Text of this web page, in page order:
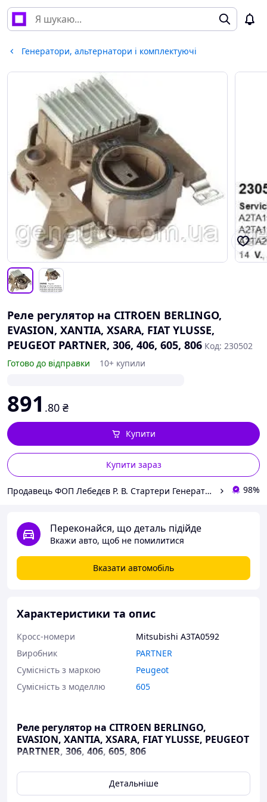
Генератори, альтернатори і комплектуючі
Реле регулятор на CITROEN BERLINGO,
EVASION, XANTIA, XSARA, FIAT YLUSSE,
PEUGEOT PARTNER, 306, 406, 605, 806 Код: 230502
Готово до відправки
10+ купили
891 .80 ₴
Купити зараз
Купити
Продавець ФОП Лебедєв Р. В. Стартери Генератори Комплектуючі. 98%
Переконайся, що деталь підійде
Вкажи авто, щоб не помилитися
Вказати автомобіль
Характеристики та опис
Кросс-номери
Mitsubishi A3TA0592
Виробник
PARTNER
Сумісність з маркою
Peugeot
Сумісність з моделлю
605
Реле регулятор на CITROEN BERLINGO,
EVASION, XANTIA, XSARA, FIAT YLUSSE, PEUGEOT
PARTNER, 306, 406, 605, 806
Реле регулятор встановлюється на генератори:
A2TA1991 MITSUBISHI
Детальніше